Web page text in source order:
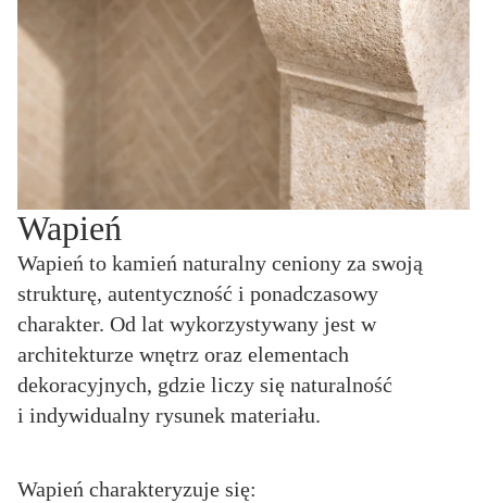
Wapień
Wapień to kamień naturalny ceniony za swoją
strukturę, autentyczność i ponadczasowy
charakter. Od lat wykorzystywany jest w
architekturze wnętrz oraz elementach
dekoracyjnych, gdzie liczy się naturalność
i indywidualny rysunek materiału.
Wapień charakteryzuje się: